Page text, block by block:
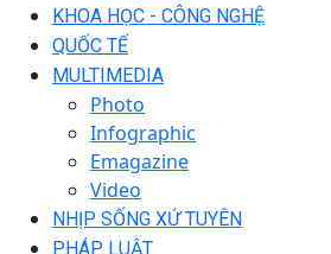
KHOA HỌC - CÔNG NGHỆ
QUỐC TẾ
MULTIMEDIA
Photo
Infographic
Emagazine
Video
NHỊP SỐNG XỨ TUYÊN
PHÁP LUẬT